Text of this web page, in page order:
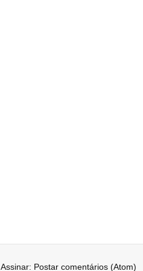
Assinar: Postar comentários (Atom)